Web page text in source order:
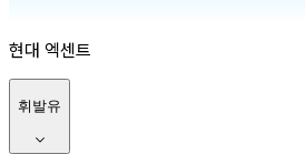
현대 엑센트
휘발유